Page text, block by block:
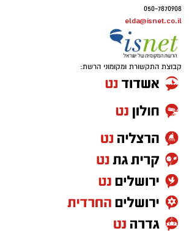
050-7870908
elda@isnet.co.il
קבוצת התקשורת ומקומוני הרשת: